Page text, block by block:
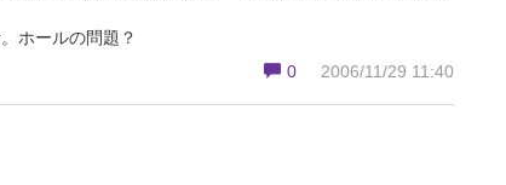
ホールの問題？
0
2006/11/29 11:40